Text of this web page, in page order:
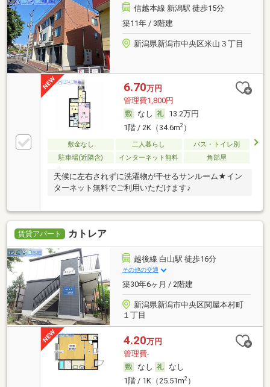
信越本線 新潟駅 徒歩15分
築11年 / 3階建
新潟県新潟市中央区米山３丁目
6.70万円
管理費1,800円
なし
13.2万円
1階 / 2K（34.6m2）
敷金なし 二人暮らし
バス・トイレ別
駐車場(近隣含)
インターネット無料 角部屋
天候に左右されずに洗濯物が干せるサンルーム★イン
ターネット無料でご利用いただけます♪
賃貸アパート カトレア
越後線 白山駅 徒歩16分
その他の交通
築30年6ヶ月 / 2階建
新潟県新潟市中央区関屋本村町
１丁目
4.20万円
管理費-
なし
なし
1階 / 1K（25.51m2）